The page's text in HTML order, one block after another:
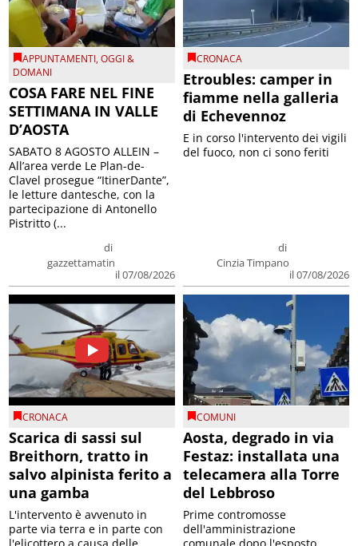
APPUNTAMENTI,OGGI &
DOMANI
COSA FARE NEL FINE
SETTIMANA IN VALLE
D’AOSTA
di
gazzettamatin
il 07/08/2026
SABATO 8 AGOSTO ALLEIN –
All’area verde Le Plan-de-
Clavel prosegue “ItinerDante”,
le letture dantesche, con la
partecipazione di Antonello
Pistritto (...
CRONACA
Etroubles: camper in
fiamme nella galleria
di Echevennoz
di
Cinzia Timpano
il 07/08/2026
E in corso l'intervento dei vigili
del fuoco, non ci sono feriti
CRONACA
Scarica di sassi sul
Breithorn, tratto in
salvo alpinista ferito a
una gamba
L'intervento è avvenuto in
parte via terra e in parte con
COMUNI
Aosta, degrado in via
Festaz: installata una
telecamera alla Torre
del Lebbroso
Prime contromosse
dell'amministrazione